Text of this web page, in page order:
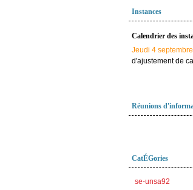
Instances
Calendrier des
Jeudi 4
d'ajustement de
Réunions
CatÉGories
se-unsa92